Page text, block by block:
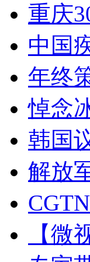
重庆
中国
年终
悼念
韩国
解放
【